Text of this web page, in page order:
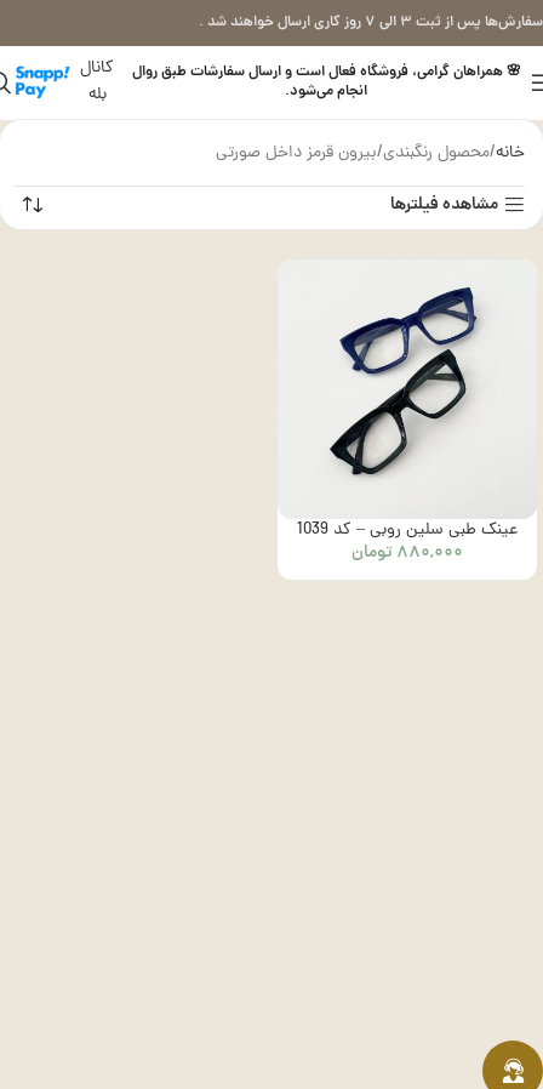
سفارش‌ها پس از ثبت ۳ الی ۷ روز کاری ارسال خواهند شد .
🌸 همراهان گرامی، فروشگاه فعال است و ارسال سفارشات طبق روال
انجام می‌شود.
کانال
بله
خانه محصول رنگبندی بیرون قرمز داخل صورتی
مشاهده فیلترها
عینک طبی سلین روبی – کد 1039
۸۸۰,۰۰۰ تومان